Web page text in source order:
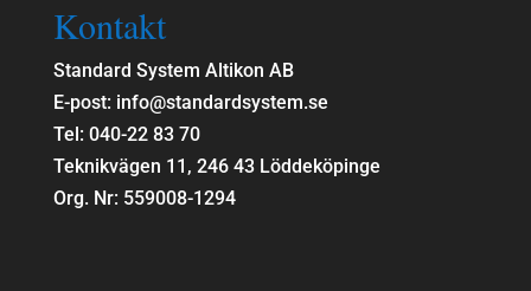
Kontakt
Standard System Altikon AB
E-post: info@standardsystem.se
Tel: 040-22 83 70
Teknikvägen 11, 246 43 Löddeköpinge
Org. Nr: 559008-1294